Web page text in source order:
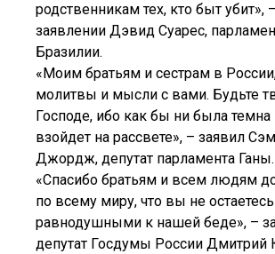
родственникам тех, кто быт убит»,
заявлении Дэвид Суарес,
Бразилии.
«Моим братьям и сестрам в
молитвы и мысли с вами. Будьте
Господе, ибо как бы ни была темна
взойдет на рассвете», – заявил
Джордж, депутат парламента Ганы.
«Спасибо братьям и всем людям
по всему миру, что вы не остаетесь
равнодушными к нашей беде», –
депутат Госдумы России Дмитрий